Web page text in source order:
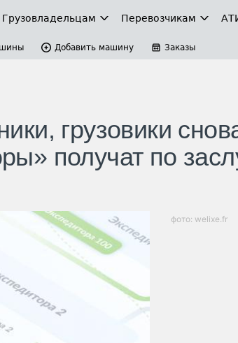
Грузовладельцам Перевозчикам
Добавить машину Заказы
грузовики
получат по
фото: welixe.fr